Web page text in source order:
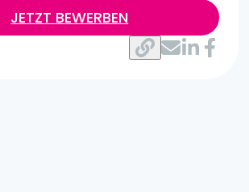
JETZT BEWERBEN